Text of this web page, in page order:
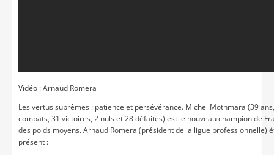
Vidéo : Arnaud Romera
Les vertus suprêmes : patience et persévérance. Michel Mothmara (39
combats, 31 victoires, 2 nuls et 28 défaites) est le nouveau champion de
des poids moyens. Arnaud Romera (président de la ligue professionnelle)
présent :